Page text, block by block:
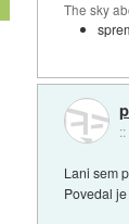
The sky
::
Lani sem
Povedal